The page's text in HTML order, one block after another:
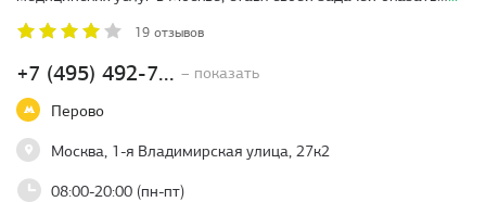
+7 (495) 492-7... – показать
Перово
Москва, 1-я Владимирская улица, 27к2
08:00-20:00 (пн-пт)
19 отзывов